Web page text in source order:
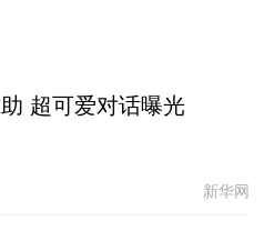
超可爱对话曝光
新华网